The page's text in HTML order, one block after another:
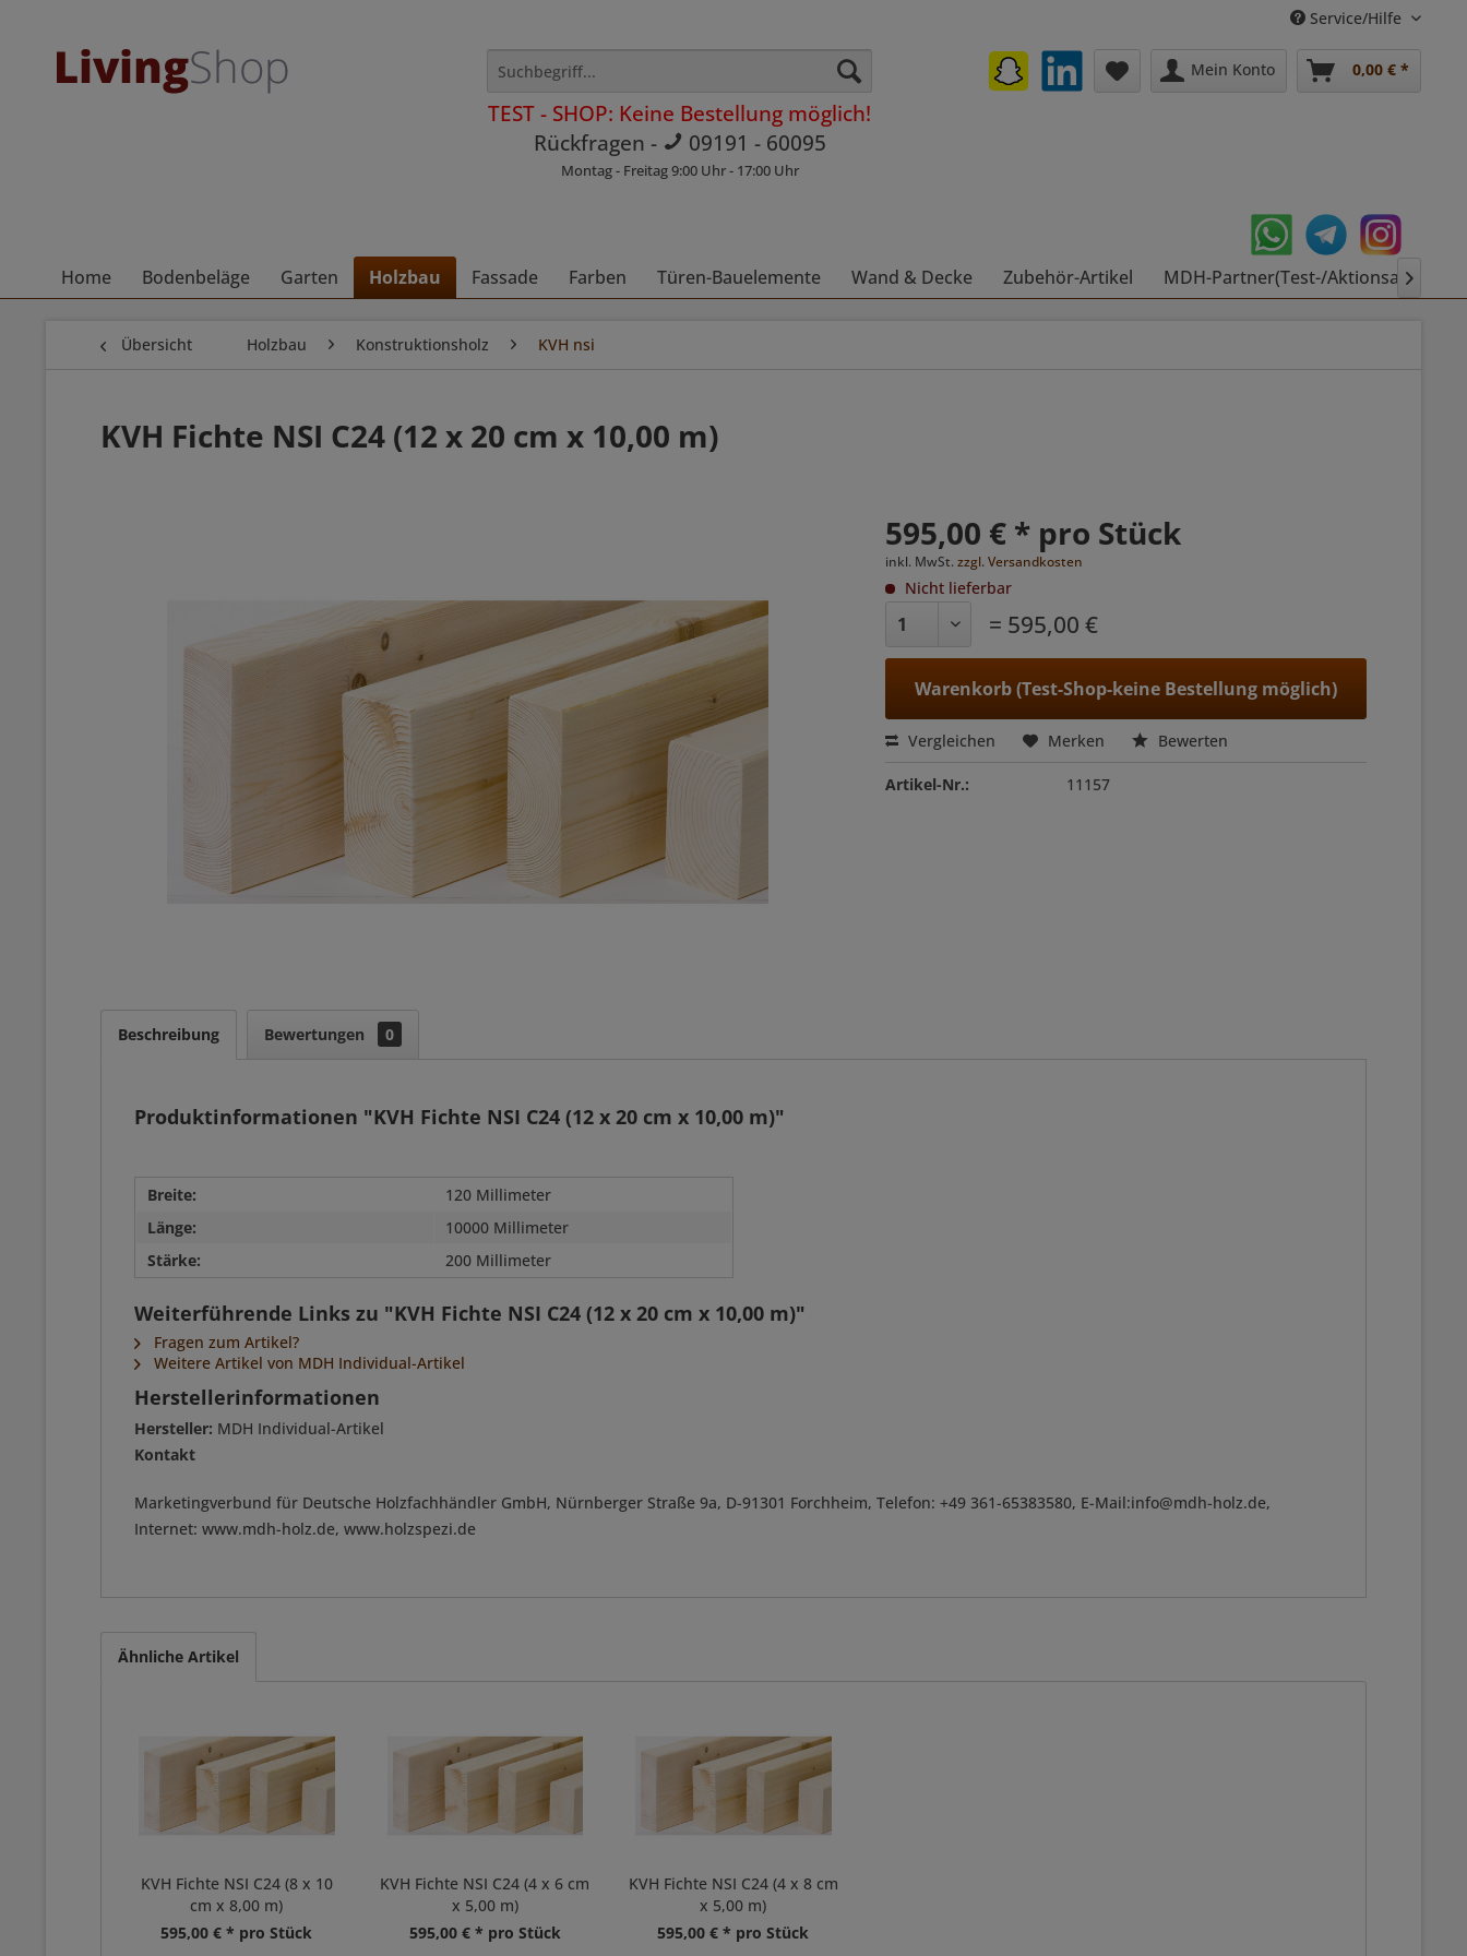
Service/Hilfe
TEST - SHOP: Keine Bestellung möglich!
Rückfragen -
09191 - 60095
Montag - Freitag 9:00 Uhr - 17:00 Uhr
Mein Konto 0,00 € *
Home Bodenbeläge Garten Holzbau Fassade Farben Türen-Bauelemente Wand & Decke Zubehör-Artikel MDH-Partner(Test-/Aktionsartikel)

Übersicht Holzbau Konstruktionsholz KVH nsi
KVH Fichte NSI C24 (12 x 20 cm x 10,00 m)
595,00 € * pro Stück
inkl. MwSt.zzgl. Versandkosten
Nicht lieferbar
= 595,00 €
Warenkorb (Test-Shop-keine Bestellung möglich)
Vergleichen Merken Bewerten
Artikel-Nr.: 11157
Beschreibung Bewertungen 0
Produktinformationen "KVH Fichte NSI C24 (12 x 20 cm x 10,00 m)"
Breite:
120 Millimeter
Länge:
10000 Millimeter
Stärke:
200 Millimeter
Weiterführende Links zu "KVH Fichte NSI C24 (12 x 20 cm x 10,00 m)"
Fragen zum Artikel?
Weitere Artikel von MDH Individual-Artikel
Herstellerinformationen
Hersteller: MDH Individual-Artikel
Kontakt
Marketingverbund für Deutsche Holzfachhändler GmbH, Nürnberger Straße 9a, D-91301 Forchheim, Telefon: +49 361-65383580, E-Mail:info@mdh-holz.de,
Internet: www.mdh-holz.de, www.holzspezi.de
Ähnliche Artikel
KVH Fichte NSI C24 (8 x 10
cm x 8,00 m)
595,00 € * pro Stück
KVH Fichte NSI C24 (4 x 6 cm
x 5,00 m)
595,00 € * pro Stück
KVH Fichte NSI C24 (4 x 8 cm
x 5,00 m)
595,00 € * pro Stück